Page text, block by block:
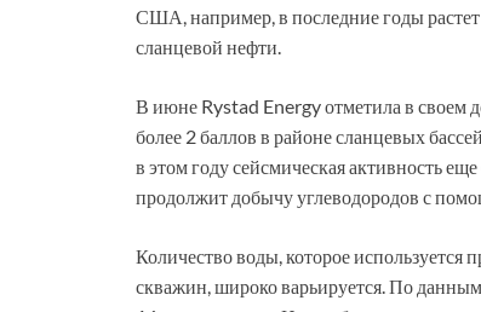
США, например, в последние годы растет
сланцевой нефти.
В июне Rystad Energy отметила в своем
более 2 баллов в районе сланцевых
в этом году сейсмическая активность
продолжит добычу углеводородов с
Количество воды, которое
скважин, широко варьируется. По